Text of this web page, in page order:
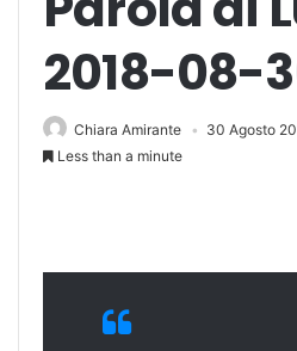
2018-08-
Chiara Amirante 30 Agosto
Less than a minute